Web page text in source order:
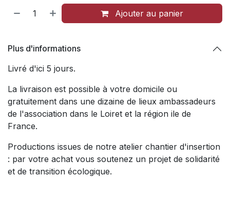
Ajouter au panier
Plus d'informations
Livré d'ici 5 jours.
La livraison est possible à votre domicile ou
gratuitement dans une dizaine de lieux ambassadeurs
de l'association dans le Loiret et la région ile de
France.
Productions issues de notre atelier chantier d'insertion
: par votre achat vous soutenez un projet de solidarité
et de transition écologique.